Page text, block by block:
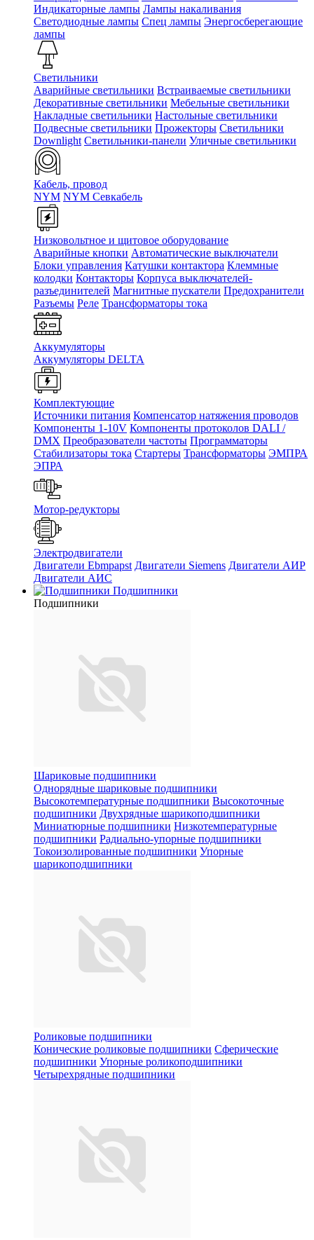
Индикаторные лампы Лампы накаливания
Светодиодные лампы Спец лампы Энергосберегающие
лампы
Светильники
Аварийные светильники Встраиваемые светильники
Декоративные светильники Мебельные светильники
Накладные светильники Настольные светильники
Подвесные светильники Прожекторы Светильники
Downlight Светильники-панели Уличные светильники
Кабель, провод
NYM NYM Севкабель
Низковольтное и щитовое оборудование
Аварийные кнопки Автоматические выключатели
Блоки управления Катушки контактора Клеммные
колодки Контакторы Корпуса выключателей-
разъединителей Магнитные пускатели Предохранители
Разъемы Реле Трансформаторы тока
Аккумуляторы
Аккумуляторы DELTA
Комплектующие
Источники питания Компенсатор натяжения проводов
Компоненты 1-10V Компоненты протоколов DALI /
DMX Преобразователи частоты Программаторы
Стабилизаторы тока Стартеры Трансформаторы ЭМПРА
ЭПРА
Мотор-редукторы
Электродвигатели
Двигатели Ebmpapst Двигатели Siemens Двигатели АИР
Двигатели АИС
Подшипники
Подшипники
Шариковые подшипники
Однорядные шариковые подшипники
Высокотемпературные подшипники Высокоточные
подшипники Двухрядные шарикоподшипники
Миниатюрные подшипники Низкотемпературные
подшипники Радиально-упорные подшипники
Токоизолированные подшипники Упорные
шарикоподшипники
Роликовые подшипники
Конические роликовые подшипники Сферические
подшипники Упорные роликоподшипники
Четырехрядные подшипники